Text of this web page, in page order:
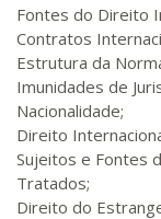
200 H 25dias
220 H 28dias
Fontes do Direito
Contratos
Estrutura da
Imunidades de
Nacionalidade;
Direito
Sujeitos e Fontes
Tratados;
Direito do